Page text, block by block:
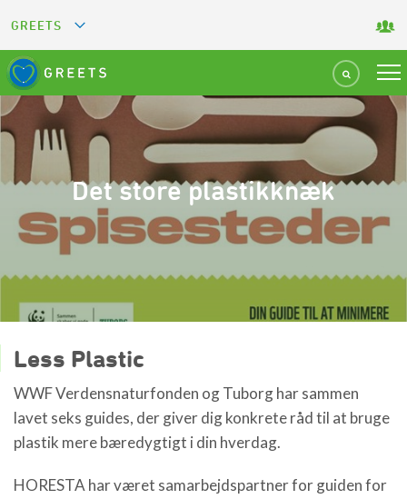
GREETS
GREEN KEY
GREEN SPORT FACILITY
GREEN TOURISM ORGANIZATION
GREEN CAMPING
GREEN ATTRACTION
Det store plastikknæk
Less Plastic
WWF Verdensnaturfonden og Tuborg har sammen
lavet seks guides, der giver dig konkrete råd til at bruge
plastik mere bæredygtigt i din hverdag.
HORESTA har været samarbejdspartner for guiden for